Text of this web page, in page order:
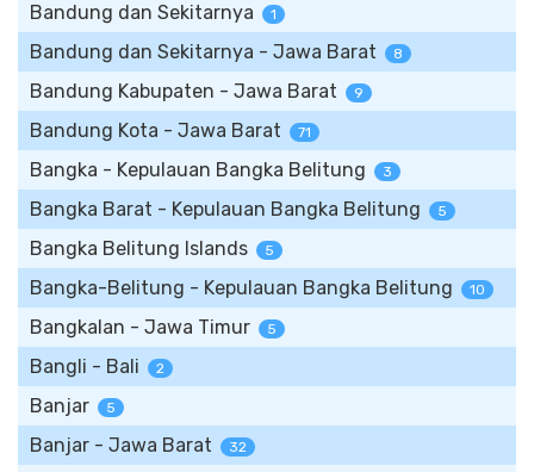
Bandung dan Sekitarnya 1
Bandung dan Sekitarnya - Jawa Barat 8
Bandung Kabupaten - Jawa Barat 9
Bandung Kota - Jawa Barat 71
Bangka - Kepulauan Bangka Belitung 3
Bangka Barat - Kepulauan Bangka Belitung 5
Bangka Belitung Islands 5
Bangka-Belitung - Kepulauan Bangka Belitung 10
Bangkalan - Jawa Timur 5
Bangli - Bali 2
Banjar 5
Banjar - Jawa Barat 32